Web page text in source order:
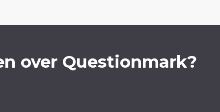
over Questionmark?